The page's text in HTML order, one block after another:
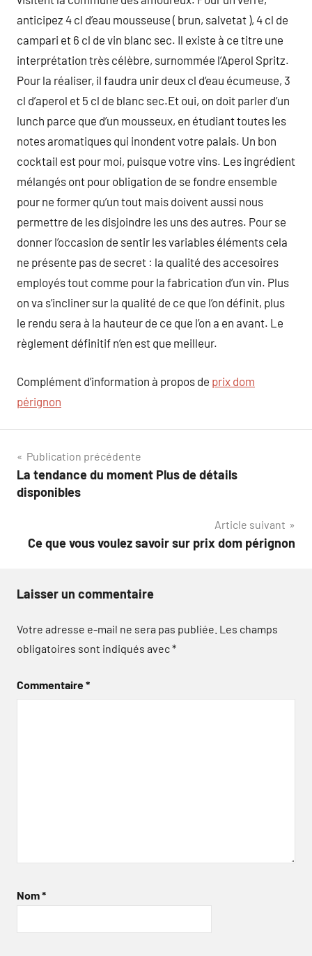
anticipez 4 cl d’eau mousseuse ( brun, salvetat ), 4 cl de
campari et 6 cl de vin blanc sec. Il existe à ce titre une
interprétation très célèbre, surnommée l’Aperol Spritz.
Pour la réaliser, il faudra unir deux cl d’eau écumeuse, 3
cl d’aperol et 5 cl de blanc sec.Et oui, on doit parler d’un
lunch parce que d’un mousseux, en étudiant toutes les
notes aromatiques qui inondent votre palais. Un bon
cocktail est pour moi, puisque votre vins. Les ingrédient
mélangés ont pour obligation de se fondre ensemble
pour ne former qu’un tout mais doivent aussi nous
permettre de les disjoindre les uns des autres. Pour se
donner l’occasion de sentir les variables éléments cela
ne présente pas de secret : la qualité des accesoires
employés tout comme pour la fabrication d’un vin. Plus
on va s’incliner sur la qualité de ce que l’on définit, plus
le rendu sera à la hauteur de ce que l’on a en avant. Le
règlement définitif n’en est que meilleur.
Complément d’information à propos de prix dom
pérignon
Navigation
de
Publication précédente
La tendance du moment Plus de détails
disponibles
Article suivant
Ce que vous voulez savoir sur prix dom pérignon
Laisser un commentaire
Votre adresse e-mail ne sera pas publiée. Les champs
obligatoires sont indiqués avec*
Commentaire*
Nom*